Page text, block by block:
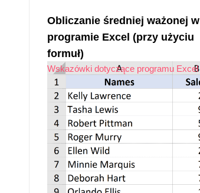
Obliczanie średniej ważonej w
programie Excel (przy użyciu
formuł)
Wskazówki dotyczące programu Excel